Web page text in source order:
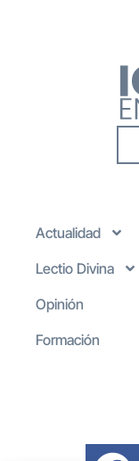
Actualidad
Lectio Divina
Opinión
Formación